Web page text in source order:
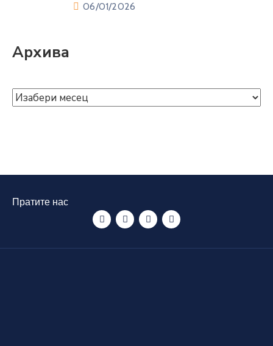
06/01/2026
Архива
Пратите нас